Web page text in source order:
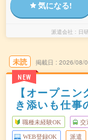
気になる!
派遣会社 日
未読
NEW
掲載日 2026/08/
【オープニ
き添いも仕事
職種未経験OK 交
WEB登録OK 派遣